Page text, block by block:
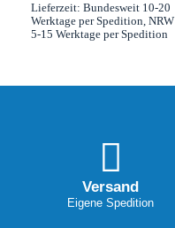
Lieferzeit: Bundesweit 10-20
Werktage per Spedition, NRW
5-15 Werktage per Spedition
Versand
Eigene Spedition